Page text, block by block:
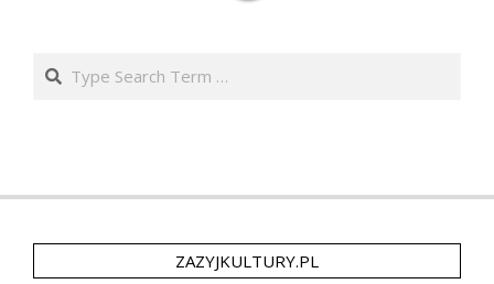
Search
ZAZYJKULTURY.PL